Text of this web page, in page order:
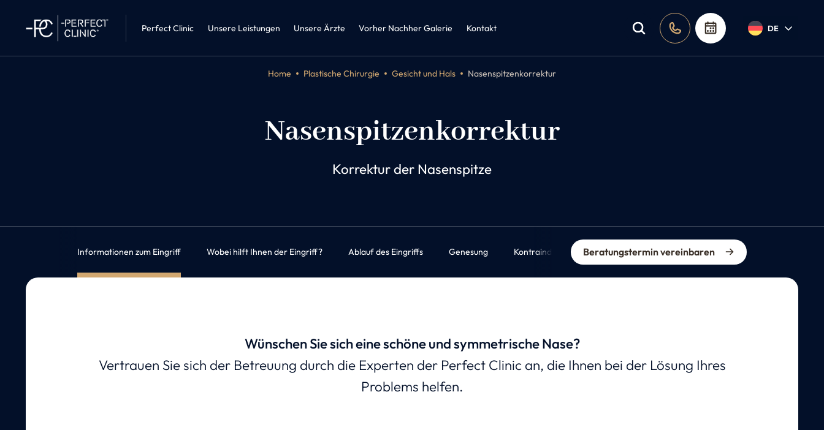
Perfect Clinic
Perfect Clinic • Liberec
Unsere Leistungen
AdipositastherapieUnsere Ärzte Vorher Nachher Galerie Kontakt DE
Home Plastische Chirurgie Gesicht und Hals Nasenspitzenkorrektur
Nasenspitzenkorrektur
Korrektur der Nasenspitze
Informationen zum Eingriff Wobei hilft Ihnen der Eingriff? Ablauf des Eingriffs Genesung Kontraindikationen Preis
Beratungstermin vereinbaren
Wünschen Sie sich eine schöne und symmetrische Nase?
Vertrauen Sie sich der Betreuung durch die Experten der Perfect Clinic an, die Ihnen bei der Lösung Ihres
Problems helfen.